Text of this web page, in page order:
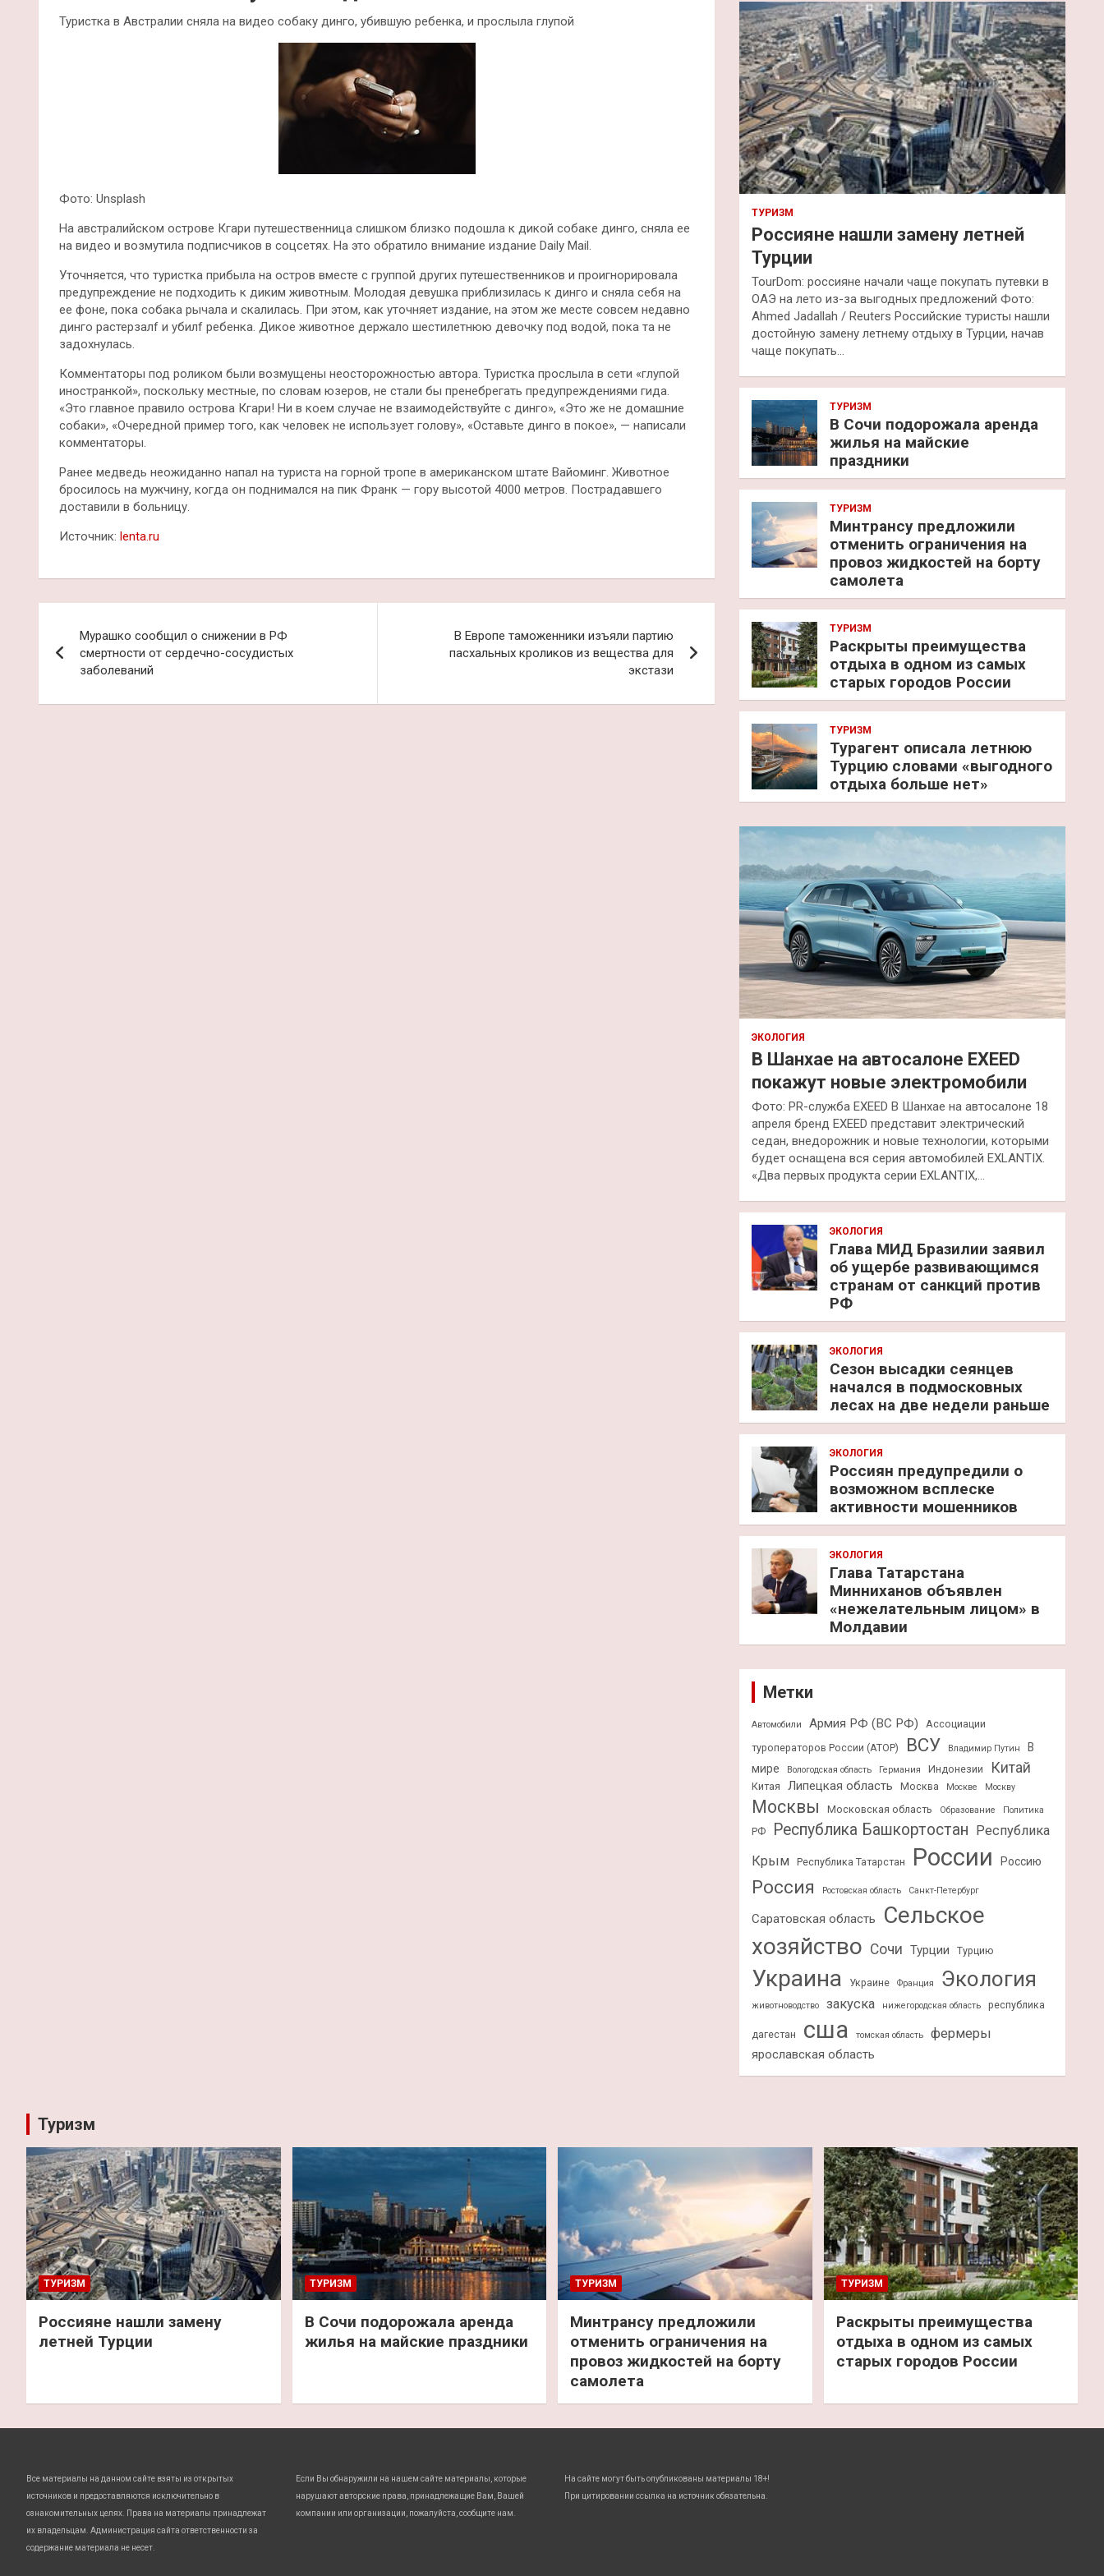
Туристка в Австралии сняла на видео собаку динго, убившую ребенка, и прослыла глупой
Фото: Unsplash
На австралийском острове Кгари путешественница слишком близко подошла к дикой собаке динго, сняла ее
на видео и возмутила подписчиков в соцсетях. На это обратило внимание издание Daily Mail.
Уточняется, что туристка прибыла на остров вместе с группой других путешественников и проигнорировала
предупреждение не подходить к диким животным. Молодая девушка приблизилась к динго и сняла себя на
ее фоне, пока собака рычала и скалилась. При этом, как уточняет издание, на этом же месте совсем недавно
динго растерзалf и убилf ребенка. Дикое животное держало шестилетнюю девочку под водой, пока та не
задохнулась.
Комментаторы под роликом были возмущены неосторожностью автора. Туристка прослыла в сети «глупой
иностранкой», поскольку местные, по словам юзеров, не стали бы пренебрегать предупреждениями гида.
«Это главное правило острова Кгари! Ни в коем случае не взаимодействуйте с динго», «Это же не домашние
собаки», «Очередной пример того, как человек не использует голову», «Оставьте динго в покое», — написали
комментаторы.
Ранее медведь неожиданно напал на туриста на горной тропе в американском штате Вайоминг. Животное
бросилось на мужчину, когда он поднимался на пик Франк — гору высотой 4000 метров. Пострадавшего
доставили в больницу.
Источник: lenta.ru
по
Мурашко сообщил о снижении в РФ
смертности от сердечно-сосудистых
заболеваний
В Европе таможенники изъяли партию
пасхальных кроликов из вещества для
экстази
к
ТУРИЗМ
Россияне нашли замену летней
Турции
TourDom: россияне начали чаще покупать путевки в
ОАЭ на лето из-за выгодных предложений Фото:
Ahmed Jadallah / Reuters Российские туристы нашли
достойную замену летнему отдыху в Турции, начав
чаще покупать…
ТУРИЗМ
В Сочи подорожала аренда
жилья на майские
праздники
ТУРИЗМ
Минтрансу предложили
отменить ограничения на
провоз жидкостей на борту
самолета
ТУРИЗМ
Раскрыты преимущества
отдыха в одном из самых
старых городов России
ТУРИЗМ
Турагент описала летнюю
Турцию словами «выгодного
отдыха больше нет»
ЭКОЛОГИЯ
В Шанхае на автосалоне EXEED
покажут новые электромобили
Фото: PR-служба EXEED В Шанхае на автосалоне 18
апреля бренд EXEED представит электрический
седан, внедорожник и новые технологии, которыми
будет оснащена вся серия автомобилей EXLANTIX.
«Два первых продукта серии EXLANTIX,…
ЭКОЛОГИЯ
Глава МИД Бразилии заявил
об ущербе развивающимся
странам от санкций против
РФ
ЭКОЛОГИЯ
Сезон высадки сеянцев
начался в подмосковных
лесах на две недели раньше
ЭКОЛОГИЯ
Россиян предупредили о
возможном всплеске
активности мошенников
ЭКОЛОГИЯ
Глава Татарстана
Минниханов объявлен
«нежелательным лицом» в
Молдавии
Метки
Автомобили Армия РФ (ВС РФ)
Ассоциации
туроператоров России (АТОР)
ВСУ Владимир Путин
В
мире
Вологодская область Германия Индонезии Китай
Китая Липецкая область Москва Москве Москву
Москвы Московская область Образование Политика
РФ Республика Башкортостан Республика
Крым
Республика Татарстан России Россию
Россия Ростовская область Санкт-Петербург
Саратовская область
Сельское
хозяйство Сочи Турции Турцию
Украина Украине Франция Экология
животноводство закуска нижегородская область республика
дагестан сша томская область фермеры
ярославская область
Туризм
ТУРИЗМ
Россияне нашли замену
летней Турции
ТУРИЗМ
В Сочи подорожала аренда
жилья на майские праздники
ТУРИЗМ
Минтрансу предложили
отменить ограничения на
провоз жидкостей на борту
самолета
ТУРИЗМ
Раскрыты преимущества
отдыха в одном из самых
старых городов России
Все материалы на данном сайте взяты из открытых
источников и предоставляются исключительно в
ознакомительных целях. Права на материалы принадлежат
их владельцам. Администрация сайта ответственности за
содержание материала не несет.
Если Вы обнаружили на нашем сайте материалы, которые
нарушают авторские права, принадлежащие Вам, Вашей
компании или организации, пожалуйста, сообщите нам.
На сайте могут быть опубликованы материалы 18+!
При цитировании ссылка на источник обязательна.